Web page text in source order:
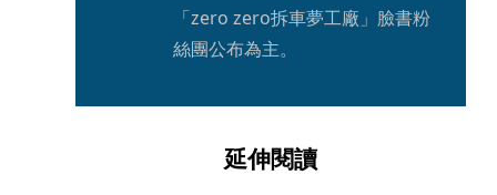
「zero zero拆車夢工廠」臉書粉
絲團公布為主。
延伸閱讀